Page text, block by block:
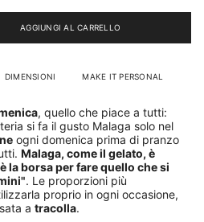
AGGIUNGI AL CARRELLO
DIMENSIONI MAKE IT PERSONAL
, quello che piace a tutti:
si fa il gusto Malaga solo nel
ogni domenica prima di pranzo
Malaga, come il gelato, è
la borsa per fare quello che si
. Le proporzioni più
proprio in ogni occasione,
a tracolla.